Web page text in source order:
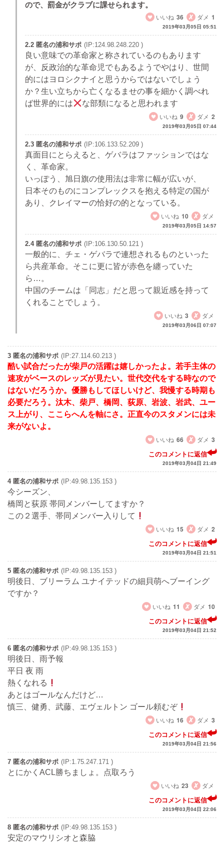
ので、罰金がクラブに課せられます。
いいね 36 ダメ 1
2019年03月05日 05:51
2.2 匿名の浦和サポ (IP:124.98.248.220 )
良い意味での革命家と称されているのもあります
が、反政治的な革命児でもあるようでやはり、世間
的にはヨロシクナイと思うからではないでしょう
か？生い立ちから亡くなるませの事を細かく調べれ
ば世界的には
な部類になると思われます
いいね 9 ダメ 2
2019年03月05日 07:44
2.3 匿名の浦和サポ (IP:106.133.52.209 )
真面目にとらえると、ゲバラはファッションではな
く、革命家。
いっぽう、旭日旗の使用法は非常に幅が広いが、
日本そのものにコンプレックスを抱える特定の国が
あり、クレイマーの恰好の的となっている。
いいね 10 ダメ
2019年03月05日 14:57
2.4 匿名の浦和サポ (IP:106.130.50.121 )
一般的に、チェ・ゲバラで連想されるものといった
ら共産革命。そこに更に皆が赤色を纏っていた
ら…。
中国のチームは「同志」だと思って親近感を持って
くれることでしょう。
いいね 3 ダメ
2019年03月06日 07:07
3 匿名の浦和サポ (IP:27.114.60.213 )
酷い試合だったが柴戸の活躍は嬉しかったよ。若手主体の
速攻がベースのレッズが見たい。世代交代をする時なので
はないだろうか。優勝もしてほしいけど、我慢する時期も
必要だろう。汰木、柴戸、橋岡、荻原、岩波、岩武、ユー
ス上がり、ここらへんを軸にさ。正直今のスタメンには未
来がないよ。
いいね 66 ダメ 3
このコメントに返信
2019年03月04日 21:49
4 匿名の浦和サポ (IP:49.98.135.153 )
今シーズン、
橋岡と荻原 帯同メンバーしてますか？
この２選手、帯同メンバー入りして
いいね 15 ダメ 2
このコメントに返信
2019年03月04日 21:51
5 匿名の浦和サポ (IP:49.98.135.153 )
明後日、ブリーラム ユナイテッドの細貝萌へブーイング
ですか？
いいね 11 ダメ 10
このコメントに返信
2019年03月04日 21:52
6 匿名の浦和サポ (IP:49.98.135.153 )
明後日、雨予報
平日 夜 雨
熱くなれる
あとはゴールなんだけど…
慎三、健勇、武藤、エヴェルトン ゴール頼むぞ
いいね 16 ダメ 3
このコメントに返信
2019年03月04日 21:56
7 匿名の浦和サポ (IP:1.75.247.171 )
とにかくACL勝ちましょ。点取ろう
いいね 23 ダメ
このコメントに返信
2019年03月04日 22:06
8 匿名の浦和サポ (IP:49.98.135.153 )
安定のマウリシオと森脇